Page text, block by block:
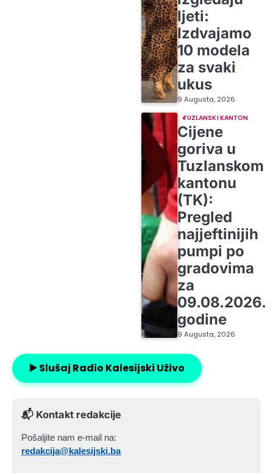
ljeti:
Izdvajamo
10 modela
za svaki
ukus
9 Augusta, 2026
TUZLANSKI KANTON
Cijene
goriva u
Tuzlanskom
kantonu
(TK):
Pregled
najjeftinijih
pumpi po
gradovima
za
09.08.2026.
godine
9 Augusta, 2026
▶️ Slušaj Radio Kalesijski Uživo
📬 Kontakt redakcije
Pošaljite nam e-mail na:
redakcija@kalesijski.ba